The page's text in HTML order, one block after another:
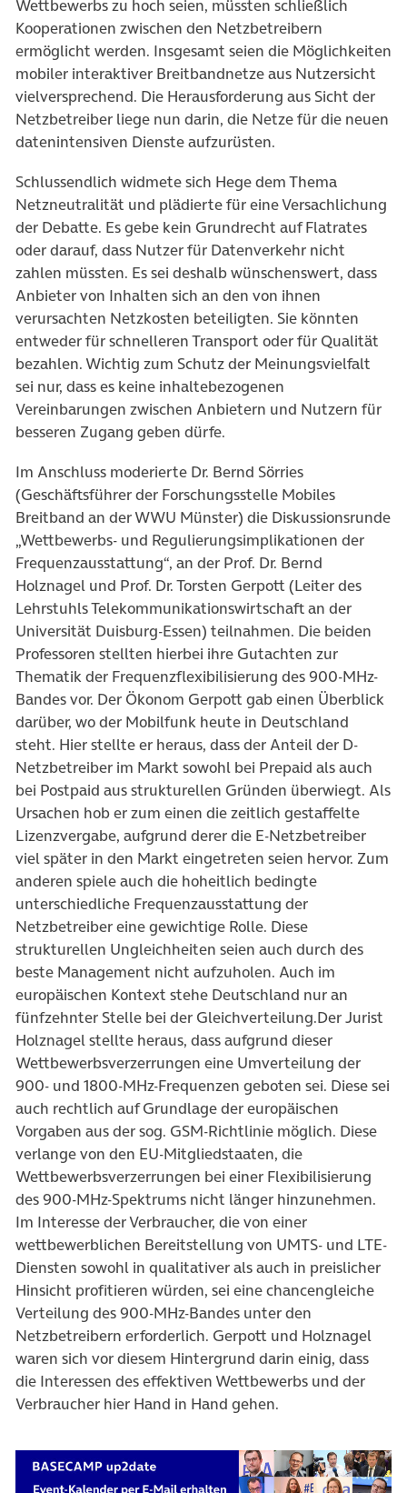
Wettbewerbs zu hoch seien, müssten schließlich
Kooperationen zwischen den Netzbetreibern
ermöglicht werden. Insgesamt seien die Möglichkeiten
mobiler interaktiver Breitbandnetze aus Nutzersicht
vielversprechend. Die Herausforderung aus Sicht der
Netzbetreiber liege nun darin, die Netze für die neuen
datenintensiven Dienste aufzurüsten.
Schlussendlich widmete sich Hege dem Thema
Netzneutralität und plädierte für eine Versachlichung
der Debatte. Es gebe kein Grundrecht auf Flatrates
oder darauf, dass Nutzer für Datenverkehr nicht
zahlen müssten. Es sei deshalb wünschenswert, dass
Anbieter von Inhalten sich an den von ihnen
verursachten Netzkosten beteiligten. Sie könnten
entweder für schnelleren Transport oder für Qualität
bezahlen. Wichtig zum Schutz der Meinungsvielfalt
sei nur, dass es keine inhaltebezogenen
Vereinbarungen zwischen Anbietern und Nutzern für
besseren Zugang geben dürfe.
Im Anschluss moderierte Dr. Bernd Sörries
(Geschäftsführer der Forschungsstelle Mobiles
Breitband an der WWU Münster) die Diskussionsrunde
„Wettbewerbs- und Regulierungsimplikationen der
Frequenzausstattung“, an der Prof. Dr. Bernd
Holznagel und Prof. Dr. Torsten Gerpott (Leiter des
Lehrstuhls Telekommunikationswirtschaft an der
Universität Duisburg-Essen) teilnahmen. Die beiden
Professoren stellten hierbei ihre Gutachten zur
Thematik der Frequenzflexibilisierung des 900-MHz-
Bandes vor. Der Ökonom Gerpott gab einen Überblick
darüber, wo der Mobilfunk heute in Deutschland
steht. Hier stellte er heraus, dass der Anteil der D-
Netzbetreiber im Markt sowohl bei Prepaid als auch
bei Postpaid aus strukturellen Gründen überwiegt. Als
Ursachen hob er zum einen die zeitlich gestaffelte
Lizenzvergabe, aufgrund derer die E-Netzbetreiber
viel später in den Markt eingetreten seien hervor. Zum
anderen spiele auch die hoheitlich bedingte
unterschiedliche Frequenzausstattung der
Netzbetreiber eine gewichtige Rolle. Diese
strukturellen Ungleichheiten seien auch durch des
beste Management nicht aufzuholen. Auch im
europäischen Kontext stehe Deutschland nur an
fünfzehnter Stelle bei der Gleichverteilung.Der Jurist
Holznagel stellte heraus, dass aufgrund dieser
Wettbewerbsverzerrungen eine Umverteilung der
900- und 1800-MHz-Frequenzen geboten sei. Diese sei
auch rechtlich auf Grundlage der europäischen
Vorgaben aus der sog. GSM-Richtlinie möglich. Diese
verlange von den EU-Mitgliedstaaten, die
Wettbewerbsverzerrungen bei einer Flexibilisierung
des 900-MHz-Spektrums nicht länger hinzunehmen.
Im Interesse der Verbraucher, die von einer
wettbewerblichen Bereitstellung von UMTS- und LTE-
Diensten sowohl in qualitativer als auch in preislicher
Hinsicht profitieren würden, sei eine chancengleiche
Verteilung des 900-MHz-Bandes unter den
Netzbetreibern erforderlich. Gerpott und Holznagel
waren sich vor diesem Hintergrund darin einig, dass
die Interessen des effektiven Wettbewerbs und der
Verbraucher hier Hand in Hand gehen.